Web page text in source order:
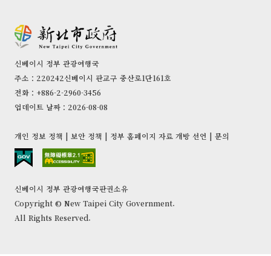
신베이시 정부 관광여행국
주소：220242신베이시 판교구 중산로1단161호
전화：+886-2-2960-3456
업데이트 날짜：2026-08-08
개인 정보 정책 | 보안 정책 | 정부 홈페이지 자료 개방 선언 | 문의
신베이시 정부 관광여행국판권소유
Copyright © New Taipei City Government.
All Rights Reserved.